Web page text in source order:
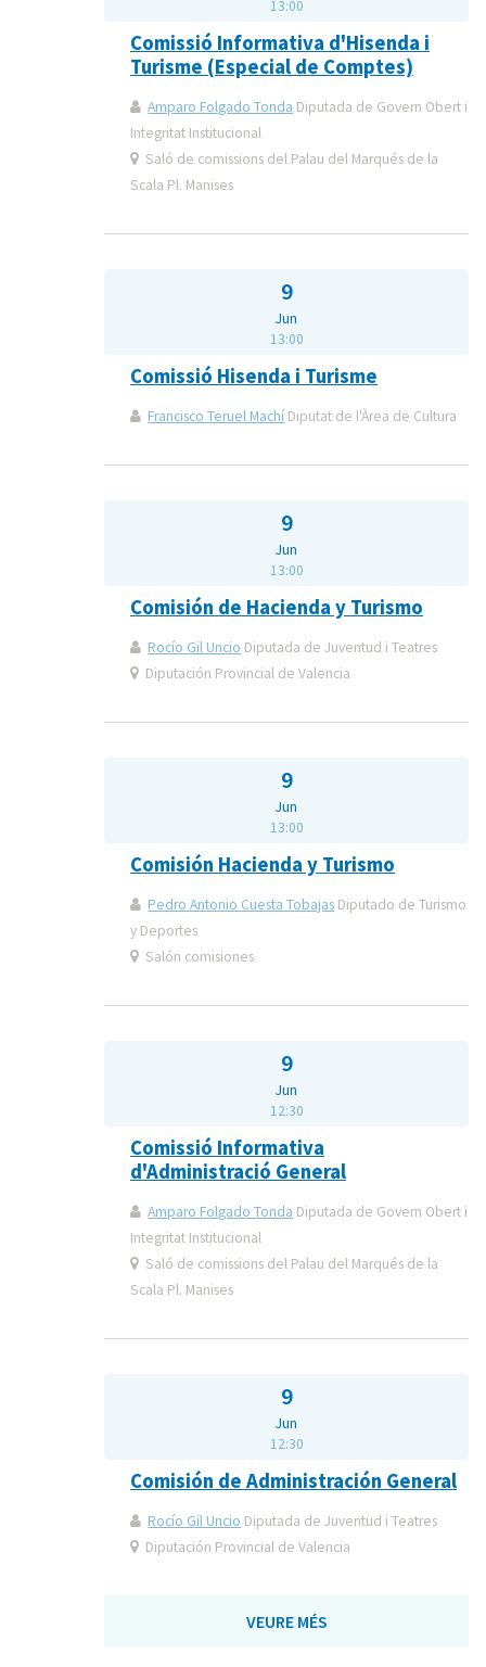
13:00
Comissió Informativa d'Hisenda i
Turisme (Especial de Comptes)
Amparo Folgado Tonda Diputada de Govern Obert i
Integritat Institucional
Saló de comissions del Palau del Marqués de la
Scala Pl. Manises
9
Jun
13:00
Comissió Hisenda i Turisme
Francisco Teruel Machí Diputat de l'Àrea de Cultura
9
Jun
13:00
Comisión de Hacienda y Turismo
Rocío Gil Uncio Diputada de Juventud i Teatres
Diputación Provincial de Valencia
9
Jun
13:00
Comisión Hacienda y Turismo
Pedro Antonio Cuesta Tobajas Diputado de Turismo
y Deportes
Salón comisiones
9
Jun
12:30
Comissió Informativa
d'Administració General
Amparo Folgado Tonda Diputada de Govern Obert i
Integritat Institucional
Saló de comissions del Palau del Marqués de la
Scala Pl. Manises
9
Jun
12:30
Comisión de Administración General
Rocío Gil Uncio Diputada de Juventud i Teatres
Diputación Provincial de Valencia
VEURE MÉS